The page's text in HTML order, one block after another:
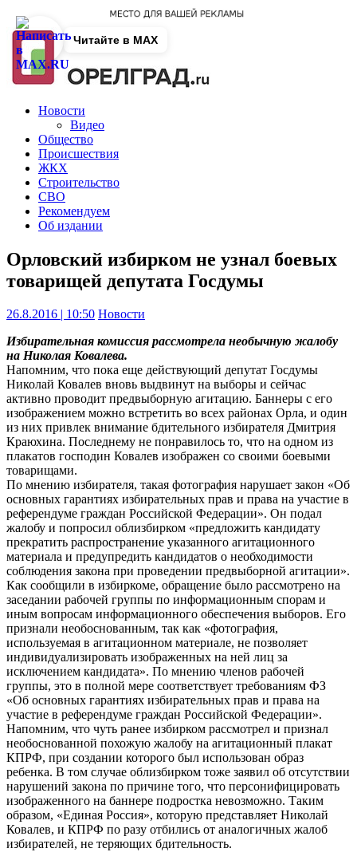
Новости
Видео
Общество
Происшествия
ЖКХ
Строительство
СВО
Рекомендуем
Об издании
Орловский избирком не узнал боевых
товарищей депутата Госдумы
26.8.2016 | 10:50 Новости
Избирательная комиссия рассмотрела необычную жалобу
на Николая Ковалева.
Напомним, что пока еще действующий депутат Госдумы
Николай Ковалев вновь выдвинут на выборы и сейчас
активно проводит предвыборную агитацию. Баннеры с его
изображением можно встретить во всех районах Орла, и один
из них привлек внимание бдительного избирателя Дмитрия
Краюхина. Последнему не понравилось то, что на одном из
плакатов господин Ковалев изображен со своими боевыми
товарищами.
По мнению избирателя, такая фотография нарушает закон «Об
основных гарантиях избирательных прав и права на участие в
референдуме граждан Российской Федерации». Он подал
жалобу и попросил облизбирком «предложить кандидату
прекратить распространение указанного агитационного
материала и предупредить кандидатов о необходимости
соблюдения закона при проведении предвыборной агитации».
Как сообщили в избиркоме, обращение было рассмотрено на
заседании рабочей группы по информационным спорам и
иным вопросам информационного обеспечения выборов. Его
признали необоснованным, так как «фотография,
используемая в агитационном материале, не позволяет
индивидуализировать изображенных на ней лиц за
исключением кандидата». По мнению членов рабочей
группы, это в полной мере соответствует требованиям ФЗ
«Об основных гарантиях избирательных прав и права на
участие в референдуме граждан Российской Федерации».
Напомним, что чуть ранее избирком рассмотрел и признал
необоснованной похожую жалобу на агитационный плакат
КПРФ, при создании которого был использован образ
ребенка. В том случае облизбирком тоже заявил об отсутствии
нарушений закона по причине того, что персонифицировать
изображенного на баннере подростка невозможно. Таким
образом, «Единая Россия», которую представляет Николай
Ковалев, и КПРФ по разу отбились от аналогичных жалоб
избирателей, не теряющих бдительность.
Читайте в MAX